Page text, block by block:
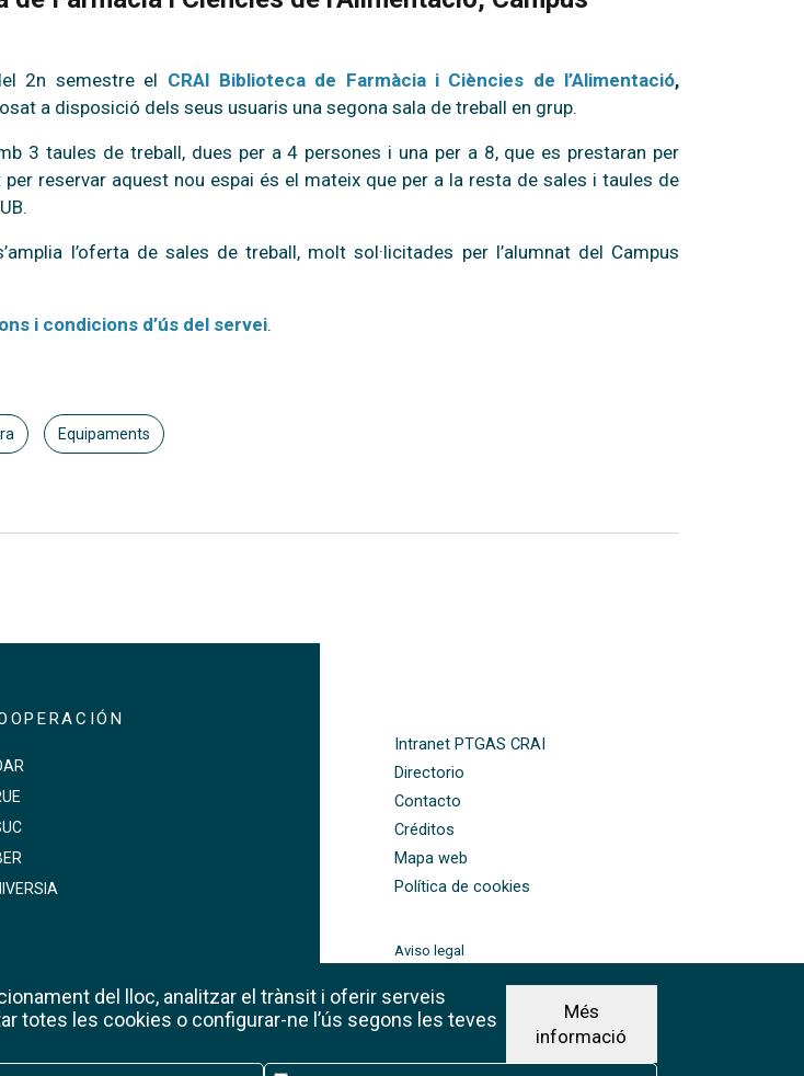
2n semestre el CRAI Biblioteca de Farmàcia i Ciències de l’Alimentació,
a disposició dels seus usuaris una segona sala de treball en grup.
3 taules de treball, dues per a 4 persones i una per a 8, que es prestaran per
reservar aquest nou espai és el mateix que per a la resta de sales i taules de
l’oferta de sales de treball, molt sol·licitades per l’alumnat del Campus
i condicions d’ús del servei.
Equipaments
Intranet PTGAS CRAI
Directorio
Contacto
Créditos
Mapa web
Política de cookies
Aviso legal
Barcelona
Creative Commons 4.0
del lloc, analitzar el trànsit i oferir serveis
totes les cookies o configurar-ne l’ús segons les teves
Més
informació